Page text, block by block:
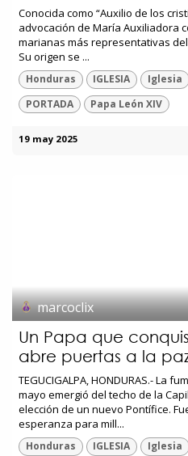
Conocida como “Auxilio de los
advocación de María Auxiliadora
marianas más representativas
Su origen se ...
Honduras IGLESIA Iglesia
PORTADA
Papa León XIV
19 may 2025
marcoclix
Un Papa que
abre puertas a la
TEGUCIGALPA, HONDURAS.- La
mayo emergió del techo de la
elección de un nuevo Pontífice.
esperanza para mill...
Honduras IGLESIA Iglesia